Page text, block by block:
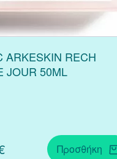
ARKESKIN RECH
JOUR 50ML
Προσθήκη